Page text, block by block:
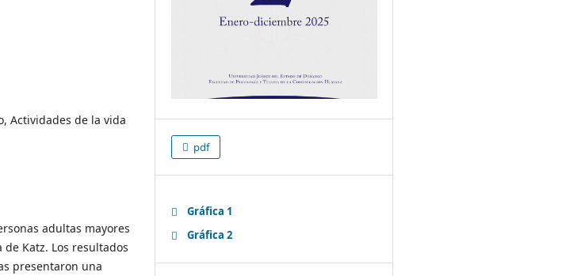
Actividades de la vida
adultas mayores
Katz. Los resultados
presentaron una
pdf
Gráfica 1
Gráfica 2